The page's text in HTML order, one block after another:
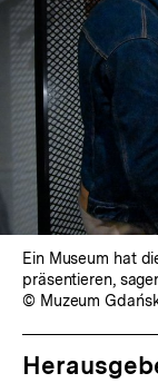
Ein Museum hat
präsentieren,
© Muzeum